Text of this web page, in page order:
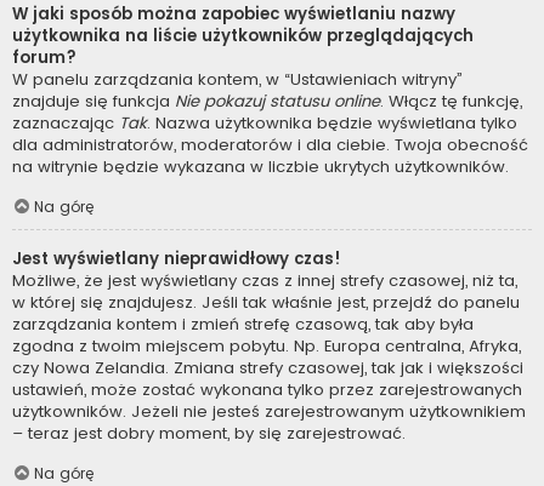
W jaki sposób można zapobiec wyświetlaniu nazwy
użytkownika na liście użytkowników przeglądających
forum?
W panelu zarządzania kontem, w “Ustawieniach witryny”
znajduje się funkcja Nie pokazuj statusu online. Włącz tę funkcję,
zaznaczając Tak. Nazwa użytkownika będzie wyświetlana tylko
dla administratorów, moderatorów i dla ciebie. Twoja obecność
na witrynie będzie wykazana w liczbie ukrytych użytkowników.
Na górę
Jest wyświetlany nieprawidłowy czas!
Możliwe, że jest wyświetlany czas z innej strefy czasowej, niż ta,
w której się znajdujesz. Jeśli tak właśnie jest, przejdź do panelu
zarządzania kontem i zmień strefę czasową, tak aby była
zgodna z twoim miejscem pobytu. Np. Europa centralna, Afryka,
czy Nowa Zelandia. Zmiana strefy czasowej, tak jak i większości
ustawień, może zostać wykonana tylko przez zarejestrowanych
użytkowników. Jeżeli nie jesteś zarejestrowanym użytkownikiem
– teraz jest dobry moment, by się zarejestrować.
Na górę